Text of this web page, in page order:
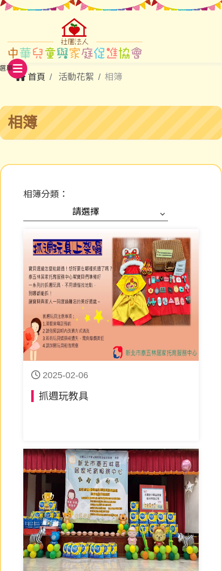
首頁 活動花絮 相簿
相簿
相簿分類：
2025-02-06
抓週玩教具